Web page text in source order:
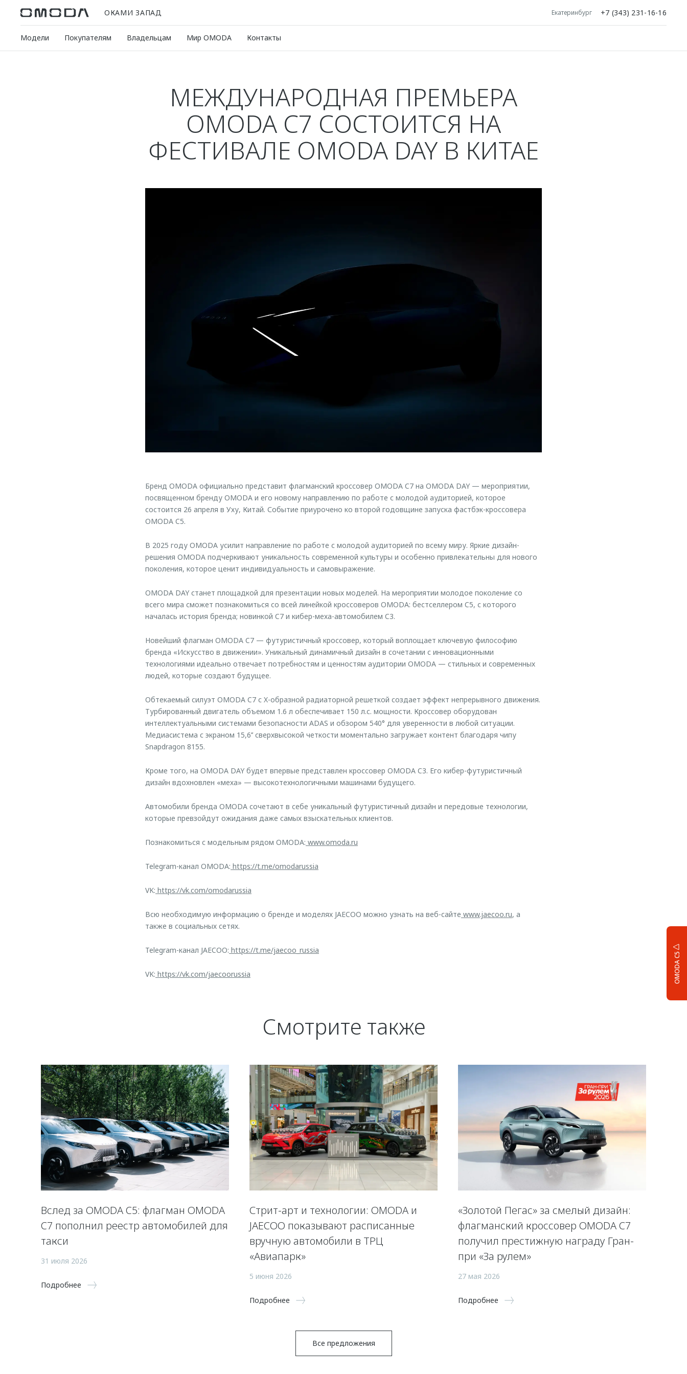
ОКАМИ ЗАПАД Екатеринбург +7 (343) 231-16-16
Модели Покупателям Владельцам Мир OMODA Контакты
OMODA C5
МЕЖДУНАРОДНАЯ ПРЕМЬЕРА
OMODA C7 СОСТОИТСЯ НА
ФЕСТИВАЛЕ OMODA DAY В КИТАЕ
Бренд OMODA официально представит флагманский кроссовер OMODA C7 на OMODA DAY — мероприятии,
посвященном бренду OMODA и его новому направлению по работе с молодой аудиторией, которое
состоится 26 апреля в Уху, Китай. Событие приурочено ко второй годовщине запуска фастбэк-кроссовера
OMODA C5.
В 2025 году OMODA усилит направление по работе с молодой аудиторией по всему миру. Яркие дизайн-
решения OMODA подчеркивают уникальность современной культуры и особенно привлекательны для нового
поколения, которое ценит индивидуальность и самовыражение.
OMODA DAY станет площадкой для презентации новых моделей. На мероприятии молодое поколение со
всего мира сможет познакомиться со всей линейкой кроссоверов OMODA: бестселлером C5, с которого
началась история бренда; новинкой C7 и кибер-меха-автомобилем C3.
Новейший флагман OMODA C7 — футуристичный кроссовер, который воплощает ключевую философию
бренда «Искусство в движении». Уникальный динамичный дизайн в сочетании с инновационными
технологиями идеально отвечает потребностям и ценностям аудитории OMODA — стильных и современных
людей, которые создают будущее.
Обтекаемый силуэт OMODA C7 с X-образной радиаторной решеткой создает эффект непрерывного движения.
Турбированный двигатель объемом 1.6 л обеспечивает 150 л.с. мощности. Кроссовер оборудован
интеллектуальными системами безопасности ADAS и обзором 540° для уверенности в любой ситуации.
Медиасистема с экраном 15,6’’ сверхвысокой четкости моментально загружает контент благодаря чипу
Snapdragon 8155.
Кроме того, на OMODA DAY будет впервые представлен кроссовер OMODA C3. Его кибер-футуристичный
дизайн вдохновлен «меха» — высокотехнологичными машинами будущего.
Автомобили бренда OMODA сочетают в себе уникальный футуристичный дизайн и передовые технологии,
которые превзойдут ожидания даже самых взыскательных клиентов.
Познакомиться с модельным рядом OMODA: www.omoda.ru
Telegram-канал OMODA: https://t.me/omodarussia
VK: https://vk.com/omodarussia
Всю необходимую информацию о бренде и моделях JAECOO можно узнать на веб-сайте www.jaecoo.ru, а
также в социальных сетях.
Telegram-канал JAECOO: https://t.me/jaecoo_russia
VK: https://vk.com/jaecoorussia
Смотрите также
Вслед за OMODA C5: флагман OMODA
C7 пополнил реестр автомобилей для
такси
31 июля 2026
Подробнее
Стрит-арт и технологии: OMODA и
JAECOO показывают расписанные
вручную автомобили в ТРЦ
«Авиапарк»
5 июня 2026
Подробнее
«Золотой Пегас» за смелый дизайн:
флагманский кроссовер OMODA C7
получил престижную награду Гран-
при «За рулем»
27 мая 2026
Подробнее
Все предложения